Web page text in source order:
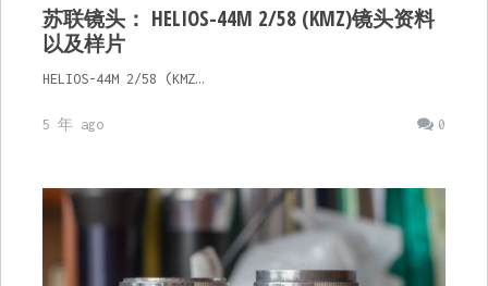
苏联镜头： HELIOS-44M 2/58 (KMZ)镜头资料
以及样片
HELIOS-44M 2/58 (KMZ…
0
5 年 ago